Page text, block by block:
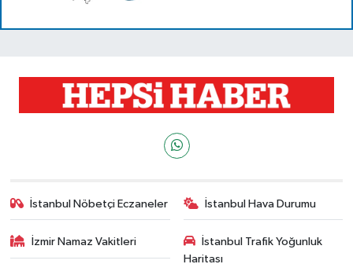
İstanbul Nöbetçi Eczaneler İstanbul Hava Durumu
İzmir Namaz Vakitleri
İstanbul Trafik Yoğunluk
Haritası